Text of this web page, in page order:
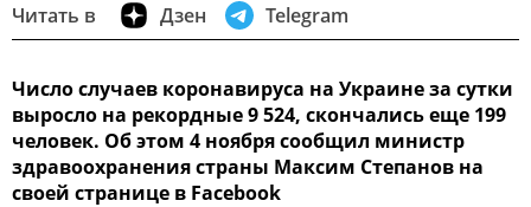
Читать в Дзен Telegram
Число случаев коронавируса на Украине за сутки
выросло на рекордные 9 524, скончались еще 199
человек. Об этом 4 ноября сообщил министр
здравоохранения страны Максим Степанов на
своей странице в Facebook